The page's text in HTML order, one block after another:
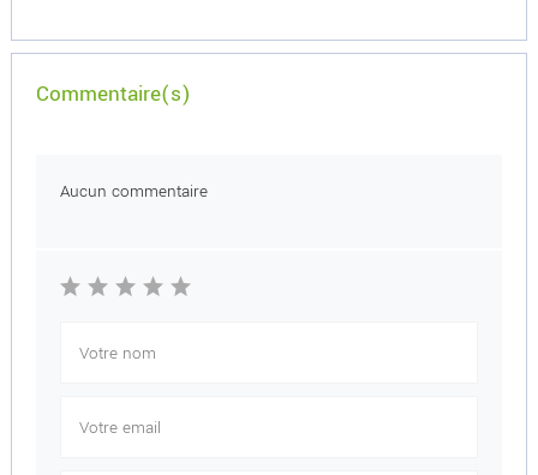
Commentaire(s)
Aucun commentaire